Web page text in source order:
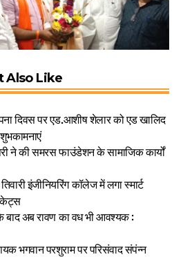
Also Like
दिवस पर एड.आशीष शेलार को एड खालिद
ने की समरस फाउंडेशन के सामाजिक कार्यों
इंजीनियरिंग कॉलेज में लगा स्मार्ट
अब रावण का वध भी आवश्यक :
भगवान परशुराम पर परिसंवाद संपंन्न